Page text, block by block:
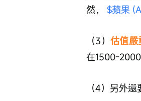
然， $蘋果
（3） 估值嚴
在1500-
（4）另外還